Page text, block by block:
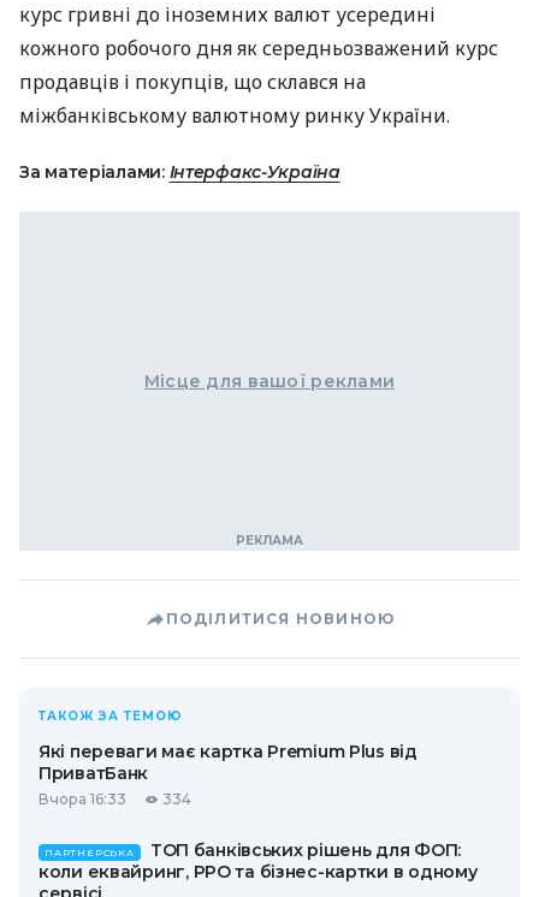
курс гривні до іноземних валют усередині
кожного робочого дня як середньозважений курс
продавців і покупців, що склався на
міжбанківському валютному ринку України.
За матеріалами: Інтерфакс-Україна
Місце для вашої реклами
ПОДІЛИТИСЯ НОВИНОЮ
ТАКОЖ ЗА ТЕМОЮ
Які переваги має картка Premium Plus від
ПриватБанк
Вчора 16:33 334
ПАРТНЕРСЬКА
ТОП банківських рішень для ФОП:
коли еквайринг, РРО та бізнес-картки в одному